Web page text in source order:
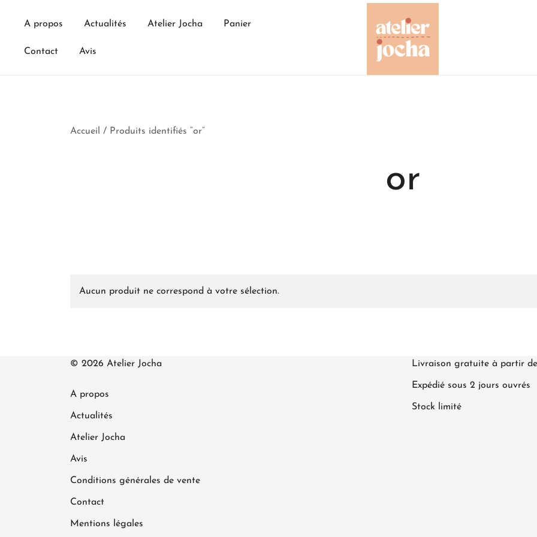
A propos Actualités Atelier Jocha Panier
Contact Avis
Accueil / Produits identifiés “or”
or
Aucun produit ne correspond à votre sélection.
© 2026 Atelier Jocha
A propos
Actualités
Atelier Jocha
Avis
Conditions générales de vente
Contact
Mentions légales
Livraison gratuite à partir
Expédié sous 2 jours ouvrés
Stock limité